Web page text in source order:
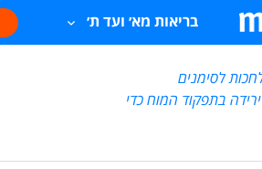
בריאות מא׳ ועד ת׳
לסימנים
בתפקוד המוח כדי